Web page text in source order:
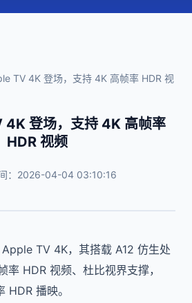
TV 4K 登场，支持 4K 高帧率 HDR 视
登场，支持 4K 高帧率
HDR 视频
：2026-04-04 03:10:16
TV 4K，其搭载 A12 仿生处
率 HDR 视频、杜比视界支撑，
HDR 播映。